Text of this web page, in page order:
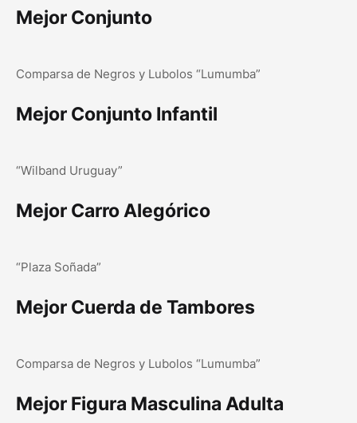
Mejor Conjunto
Comparsa de Negros y Lubolos “Lumumba”
Mejor Conjunto Infantil
“Wilband Uruguay”
Mejor Carro Alegórico
“Plaza Soñada”
Mejor Cuerda de Tambores
Comparsa de Negros y Lubolos “Lumumba”
Mejor Figura Masculina Adulta